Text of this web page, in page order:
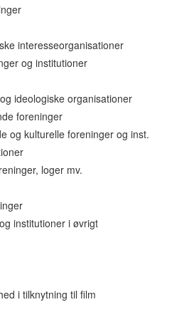
interesseorganisationer
og institutioner
ideologiske organisationer
foreninger
og kulturelle foreninger og inst.
loger mv.
institutioner i øvrigt
i tilknytning til film